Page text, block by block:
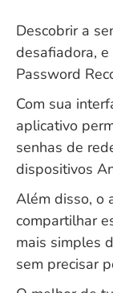
Descobrir a
desafiadora,
Password
Com sua
aplicativo
senhas de
dispositivos
Além disso, o
compartilhar
mais simples
sem precisar